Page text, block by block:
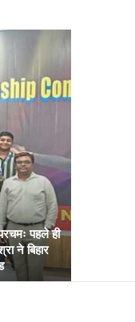
पहले ही
ने बिहार